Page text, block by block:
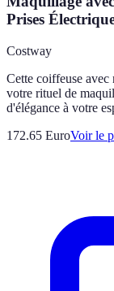
Prises
Costway
Cette coiffeuse
votre rituel de
d'élégance à votre
172.65 EuroVoir le